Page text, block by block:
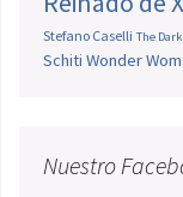
Stefano Caselli The
Schiti Wonder
Nuestro